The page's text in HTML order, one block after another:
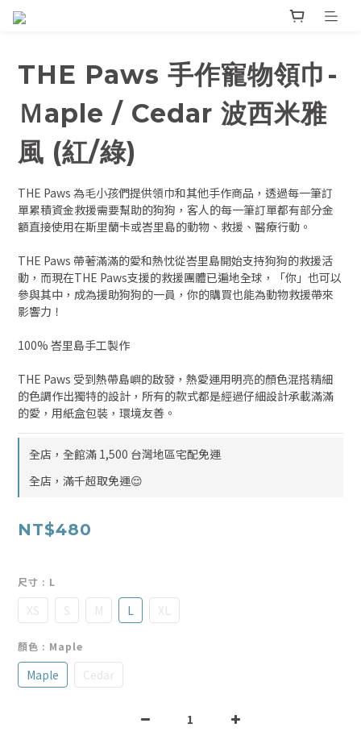
THE Paws 手作寵物領巾-
Ｍaple / Cedar 波西米雅
風 (紅/綠)
THE Paws 為毛小孩們提供領巾和其他手作商品，透過每一筆訂
單累積資金救援需要幫助的狗狗，客人的每一筆訂單都有部分金
額直接使用在斯里蘭卡或峇里島的動物、救援、醫療行動。
THE Paws 帶著滿滿的愛和熱忱從峇里島開始支持狗狗的救援活
動，而現在THE Paws支援的救援團體已遍地全球，「你」也可以
參與其中，成為援助狗狗的一員，你的購買也能為動物救援帶來
影響力！
100% 峇里島手工製作
THE Paws 受到熱帶島嶼的啟發，熱愛運用明亮的顏色混搭精細
的色調作出獨特的設計，所有的款式都是經過仔細設計承載滿滿
的愛，用紙盒包裝，環境友善。
全店，全館滿 1,500 台灣地區宅配免運
全店，滿千超取免運😌
NT$480
尺寸 : L
XS S M L XL
顏色 : Maple
Maple Cedar